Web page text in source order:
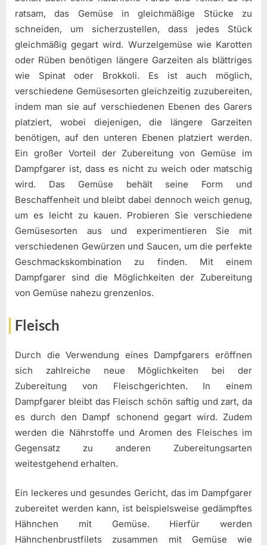
ratsam, das Gemüse in gleichmäßige Stücke zu
schneiden, um sicherzustellen, dass jedes Stück
gleichmäßig gegart wird. Wurzelgemüse wie Karotten
oder Rüben benötigen längere Garzeiten als blättriges
wie Spinat oder Brokkoli. Es ist auch möglich,
verschiedene Gemüsesorten gleichzeitig zuzubereiten,
indem man sie auf verschiedenen Ebenen des Garers
platziert, wobei diejenigen, die längere Garzeiten
benötigen, auf den unteren Ebenen platziert werden.
Ein großer Vorteil der Zubereitung von Gemüse im
Dampfgarer ist, dass es nicht zu weich oder matschig
wird. Das Gemüse behält seine Form und
Beschaffenheit und bleibt dabei dennoch weich genug,
um es leicht zu kauen. Probieren Sie verschiedene
Gemüsesorten aus und experimentieren Sie mit
verschiedenen Gewürzen und Saucen, um die perfekte
Geschmackskombination zu finden. Mit einem
Dampfgarer sind die Möglichkeiten der Zubereitung
von Gemüse nahezu grenzenlos.
Fleisch
Durch die Verwendung eines Dampfgarers eröffnen
sich zahlreiche neue Möglichkeiten bei der
Zubereitung von Fleischgerichten. In einem
Dampfgarer bleibt das Fleisch schön saftig und zart, da
es durch den Dampf schonend gegart wird. Zudem
werden die Nährstoffe und Aromen des Fleisches im
Gegensatz zu anderen Zubereitungsarten
weitestgehend erhalten.
Ein leckeres und gesundes Gericht, das im Dampfgarer
zubereitet werden kann, ist beispielsweise gedämpftes
Hähnchen mit Gemüse. Hierfür werden
Hähnchenbrustfilets zusammen mit Gemüse wie